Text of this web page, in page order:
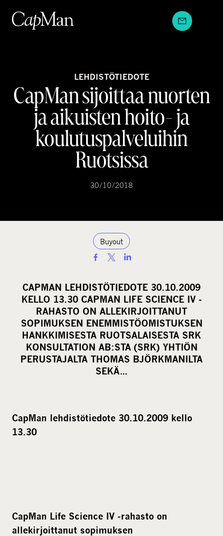
sisältöön
LEHDISTÖTIEDOTE
CapMan sijoittaa nuorten
ja aikuisten hoito- ja
koulutuspalveluihin
Ruotsissa
30/10/2018
Buyout
a
r
e
o
n
s
o
l
CAPMAN LEHDISTÖTIEDOTE 30.10.2009
KELLO 13.30 CAPMAN LIFE SCIENCE IV -
RAHASTO ON ALLEKIRJOITTANUT
SOPIMUKSEN ENEMMISTÖOMISTUKSEN
HANKKIMISESTA RUOTSALAISESTA SRK
KONSULTATION AB:STA (SRK) YHTIÖN
PERUSTAJALTA THOMAS BJÖRKMANILTA
SEKÄ…
CapMan lehdistötiedote 30.10.2009 kello
13.30
CapMan Life Science IV -rahasto on
allekirjoittanut sopimuksen